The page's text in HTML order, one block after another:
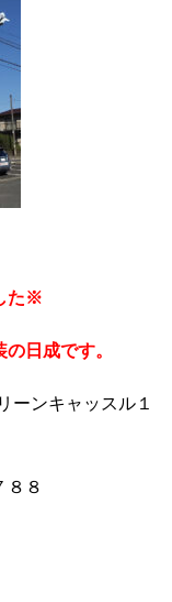
た※
日成です。
ンキャッスル１
８